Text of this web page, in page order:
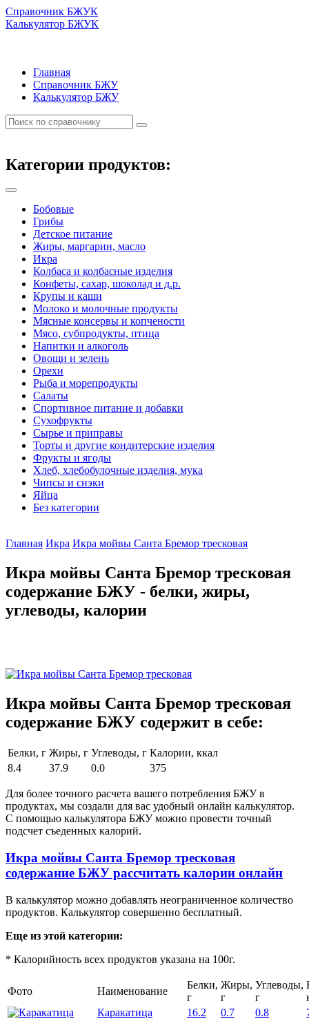
Справочник БЖУК
Калькулятор БЖУК
Главная
Справочник БЖУ
Калькулятор БЖУ
Категории продуктов:
Бобовые
Грибы
Детское питание
Жиры, маргарин, масло
Икра
Колбаса и колбасные изделия
Конфеты, сахар, шоколад и д.р.
Крупы и каши
Молоко и молочные продукты
Мясные консервы и копчености
Мясо, субпродукты, птица
Напитки и алкоголь
Овощи и зелень
Орехи
Рыба и морепродукты
Салаты
Спортивное питание и добавки
Сухофрукты
Сырье и приправы
Торты и другие кондитерские изделия
Фрукты и ягоды
Хлеб, хлебобулочные изделия, мука
Чипсы и снэки
Яйца
Без категории
Главная Икра Икра мойвы Санта Бремор тресковая
Икра мойвы Санта Бремор тресковая
содержание БЖУ - белки, жиры,
углеводы, калории
Икра мойвы Санта Бремор тресковая
содержание БЖУ содержит в себе:
Белки, г Жиры, г Углеводы, г Калории, ккал
8.4
37.9 0.0 375
Для более точного расчета вашего потребления БЖУ в
продуктах, мы создали для вас удобный онлайн калькулятор.
С помощью калькулятора БЖУ можно провести точный
подсчет съеденных калорий.
Икра мойвы Санта Бремор тресковая
содержание БЖУ рассчитать калории онлайн
В калькулятор можно добавлять неограниченное количество
продуктов. Калькулятор совершенно бесплатный.
Еще из этой категории:
* Калорийность всех продуктов указана на 100г.
Фото Наименование
Белки,
г
Жиры,
г
Углеводы,
г
Каракатица
16.2 0.7 0.8